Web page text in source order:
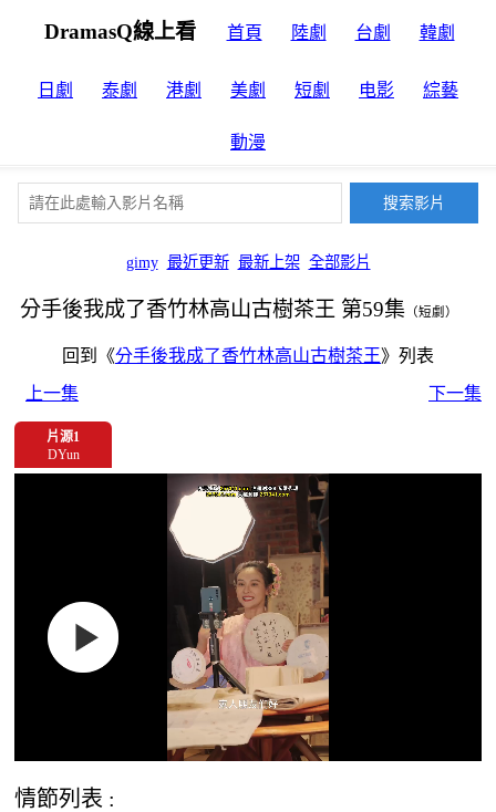
DramasQ線上看 首頁 陸劇 台劇 韓劇
日劇 泰劇 港劇 美劇 短劇 电影 綜藝
動漫
gimy 最近更新 最新上架 全部影片
分手後我成了香竹林高山古樹茶王 第59集 （短劇）
回到《分手後我成了香竹林高山古樹茶王》列表
上一集
下一集
片源1
DYun
情節列表 :